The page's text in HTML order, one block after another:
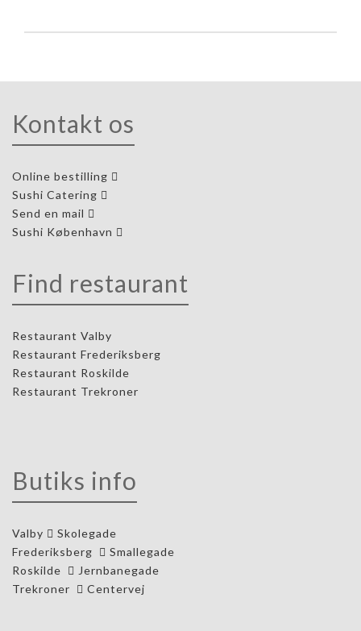
Kontakt os
Online bestilling
Sushi Catering
Send en mail
Sushi København
Find restaurant
Restaurant Valby
Restaurant Frederiksberg
Restaurant Roskilde
Restaurant Trekroner
Butiks info
Valby
Skolegade
Frederiksberg
Smallegade
Roskilde
Jernbanegade
Trekroner
Centervej